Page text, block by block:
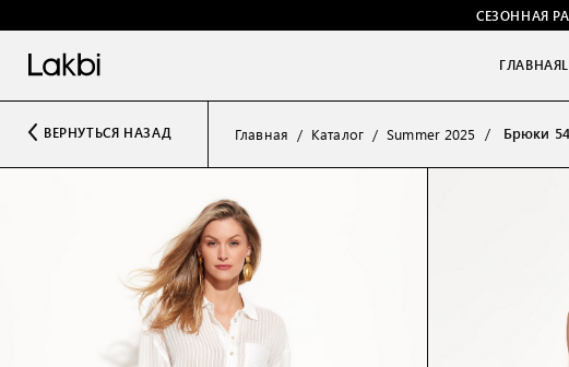
СЕЗОННАЯ
ГЛАВНАЯ
ВЕРНУТЬСЯ НАЗАД Главная Каталог Summer 2025 Брюки